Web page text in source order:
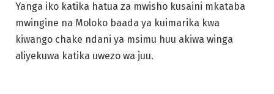
Yanga iko katika hatua za mwisho kusaini mkataba
mwingine na Moloko baada ya kuimarika kwa
kiwango chake ndani ya msimu huu akiwa winga
aliyekuwa katika uwezo wa juu.